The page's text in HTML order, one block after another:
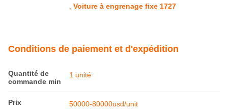
Voiture à engrenage fixe 1727
Conditions de paiement et d'expédition
Quantité de
commande min
1 unité
Prix 50000-80000usd/unit